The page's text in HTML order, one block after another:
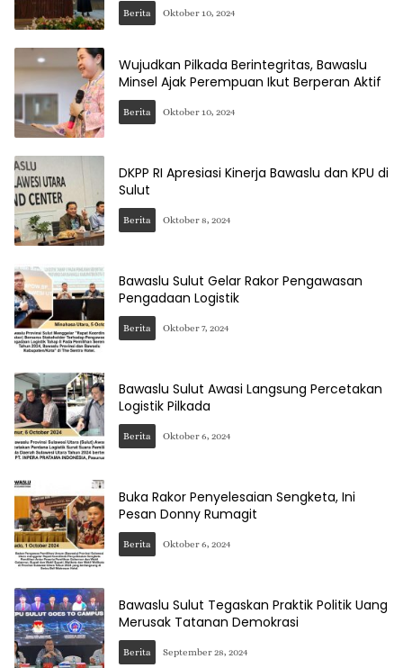
Berita Oktober 10, 2024
Wujudkan Pilkada Berintegritas, Bawaslu
Minsel Ajak Perempuan Ikut Berperan Aktif
Berita Oktober 10, 2024
DKPP RI Apresiasi Kinerja Bawaslu dan KPU di
Sulut
Berita Oktober 8, 2024
Bawaslu Sulut Gelar Rakor Pengawasan
Pengadaan Logistik
Berita Oktober 7, 2024
Bawaslu Sulut Awasi Langsung Percetakan
Logistik Pilkada
Berita Oktober 6, 2024
Buka Rakor Penyelesaian Sengketa, Ini
Pesan Donny Rumagit
Berita Oktober 6, 2024
Bawaslu Sulut Tegaskan Praktik Politik Uang
Merusak Tatanan Demokrasi
Berita September 28, 2024